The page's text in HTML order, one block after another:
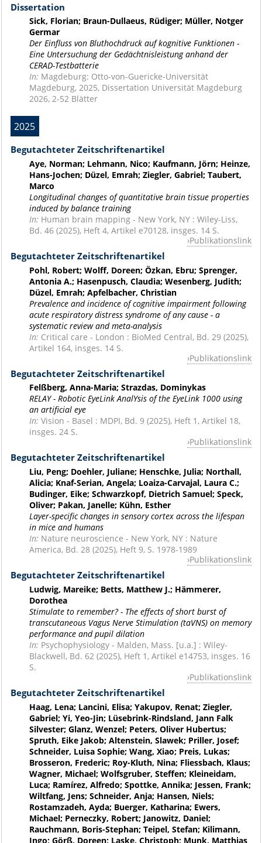
Dissertation
Sick, Florian; Braun-Dullaeus, Rüdiger; Müller, Notger
Germar
Der Einfluss von Bluthochdruck auf kognitive Funktionen -
Eine Untersuchung der Gedächtnisleistung anhand der
CERAD-Testbatterie
In: Magdeburg: Otto-von-Guericke-Universität
Magdeburg, 2025, Dissertation Universität Magdeburg
2026, 2-52 Blätter
2025
Begutachteter Zeitschriftenartikel
Aye, Norman; Lehmann, Nico; Kaufmann, Jörn; Heinze,
Hans-Jochen; Düzel, Emrah; Ziegler, Gabriel; Taubert,
Marco
Longitudinal changes of quantitative brain tissue properties
induced by balance training
In: Human brain mapping - New York, NY : Wiley-Liss,
Bd. 46 (2025), Heft 4, Artikel e70128, insges. 14 S.
Publikationslink
Begutachteter Zeitschriftenartikel
Pohl, Robert; Wolff, Doreen; Özkan, Ebru; Sprenger,
Antonia A.; Hasenpusch, Claudia; Wesenberg, Judith;
Düzel, Emrah; Apfelbacher, Christian
Prevalence and incidence of cognitive impairment following
acute respiratory distress syndrome of any cause - a
systematic review and meta-analysis
In: Critical care - London : BioMed Central, Bd. 29 (2025),
Artikel 164, insges. 14 S.
Publikationslink
Begutachteter Zeitschriftenartikel
Felßberg, Anna-Maria; Strazdas, Dominykas
RELAY - Robotic EyeLink AnalYsis of the EyeLink 1000 using
an artificial eye
In: Vision - Basel : MDPI, Bd. 9 (2025), Heft 1, Artikel 18,
insges. 24 S.
Publikationslink
Begutachteter Zeitschriftenartikel
Liu, Peng; Doehler, Juliane; Henschke, Julia; Northall,
Alicia; Knaf-Serian, Angela; Loaiza-Carvajal, Laura C.;
Budinger, Eike; Schwarzkopf, Dietrich Samuel; Speck,
Oliver; Pakan, Janelle; Kühn, Esther
Layer-specific changes in sensory cortex across the lifespan
in mice and humans
In: Nature neuroscience - New York, NY : Nature
America, Bd. 28 (2025), Heft 9, S. 1978-1989
Publikationslink
Begutachteter Zeitschriftenartikel
Ludwig, Mareike; Betts, Matthew J.; Hämmerer,
Dorothea
Stimulate to remember? - The effects of short burst of
transcutaneous Vagus Nerve Stimulation (taVNS) on memory
performance and pupil dilation
In: Psychophysiology - Malden, Mass. [u.a.] : Wiley-
Blackwell, Bd. 62 (2025), Heft 1, Artikel e14753, insges. 16
S.
Publikationslink
Begutachteter Zeitschriftenartikel
Haag, Lena; Lancini, Elisa; Yakupov, Renat; Ziegler,
Gabriel; Yi, Yeo-Jin; Lüsebrink-Rindsland, Jann Falk
Silvester; Glanz, Wenzel; Peters, Oliver Hubertus;
Spruth, Eike Jakob; Altenstein, Slawek; Priller, Josef;
Schneider, Luisa Sophie; Wang, Xiao; Preis, Lukas;
Brosseron, Frederic; Roy-Kluth, Nina; Fliessbach, Klaus;
Wagner, Michael; Wolfsgruber, Steffen; Kleineidam,
Luca; Ramírez, Alfredo; Spottke, Annika; Jessen, Frank;
Wiltfang, Jens; Schneider, Anja; Hansen, Niels;
Rostamzadeh, Ayda; Buerger, Katharina; Ewers,
Michael; Perneczky, Robert; Janowitz, Daniel;
Rauchmann, Boris-Stephan; Teipel, Stefan; Kilimann,
Ingo; Görß, Doreen; Laske, Christoph; Munk, Matthias